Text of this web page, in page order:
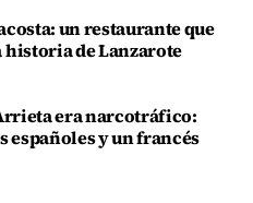
un restaurante que
historia de Lanzarote
era narcotráfico:
españoles y un francés